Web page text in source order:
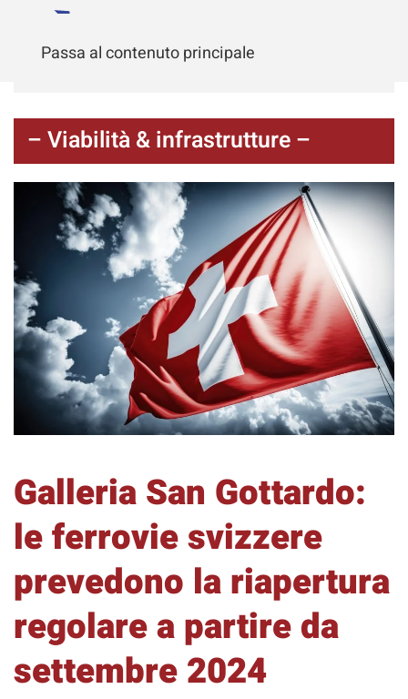
Passa al contenuto principale
– Viabilità & infrastrutture –
Galleria San Gottardo:
le ferrovie svizzere
prevedono la riapertura
regolare a partire da
settembre 2024